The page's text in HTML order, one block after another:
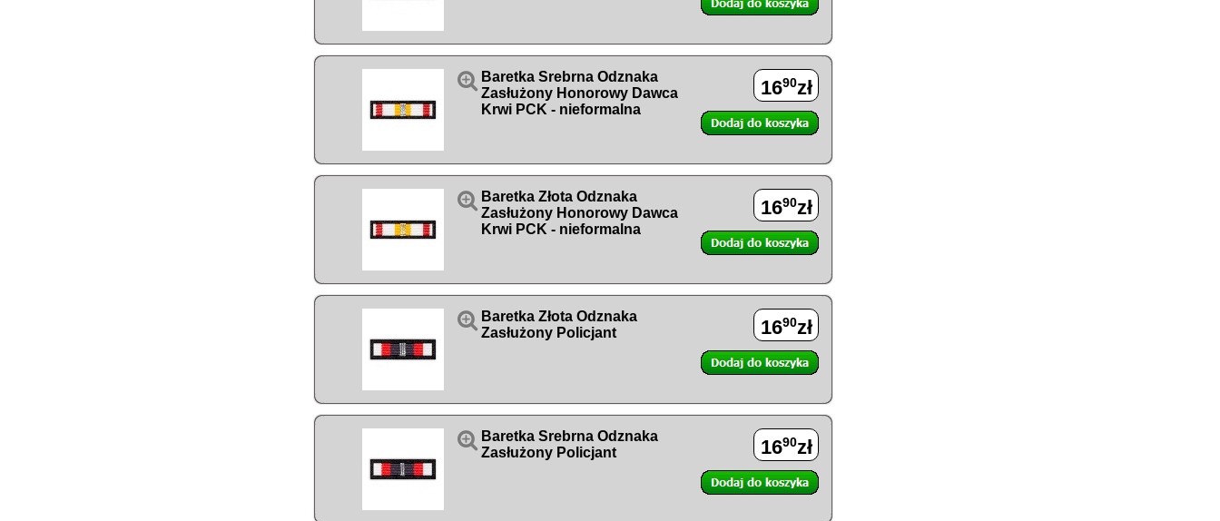
 Baretka Srebrna Odznaka
Zasłużony Honorowy Dawca
Krwi PCK - nieformalna
1690zł
 Baretka Złota Odznaka
Zasłużony Honorowy Dawca
Krwi PCK - nieformalna
1690zł
 Baretka Złota Odznaka
Zasłużony Policjant
1690zł
 Baretka Srebrna Odznaka
Zasłużony Policjant
1690zł